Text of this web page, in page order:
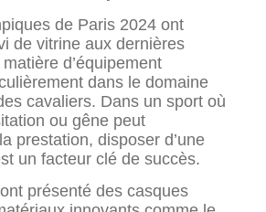
de Paris 2024 ont
de vitrine aux dernières
d’équipement
dans le domaine
cavaliers. Dans un sport où
ou gêne peut
prestation, disposer d’une
un facteur clé de succès.
présenté des casques